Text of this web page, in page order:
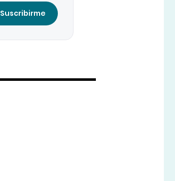
Suscribirme